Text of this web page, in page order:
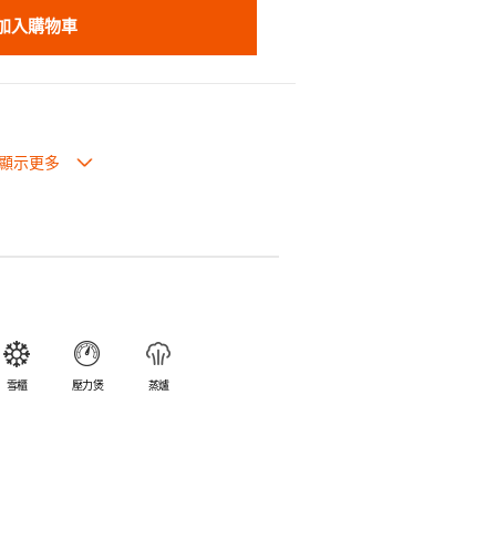
入購物車
可放入焗爐，耐熱程度高達260℃。
氣味。
雪櫃 壓力煲 蒸爐